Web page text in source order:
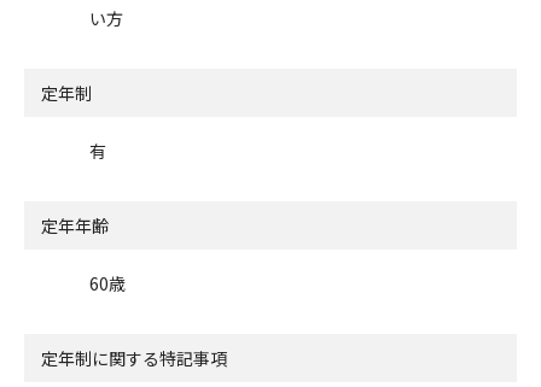
い方
定年制
有
定年年齢
60歳
定年制に関する特記事項